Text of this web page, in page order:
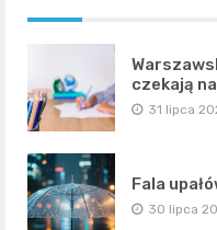
czekają
31 lipca
Fala
30 lipca